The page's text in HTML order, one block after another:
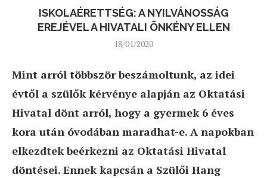
ISKOLAÉRETTSÉG: A NYILVÁNOSSÁG
EREJÉVEL A HIVATALI ÖNKÉNY ELLEN
18/01/2020
Mint arról többször beszámoltunk, az idei
évtől a szülők kérvénye alapján az Oktatási
Hivatal dönt arról, hogy a gyermek 6 éves
kora után óvodában maradhat-e. A napokban
elkezdtek beérkezni az Oktatási Hivatal
döntései. Ennek kapcsán a Szülői Hang